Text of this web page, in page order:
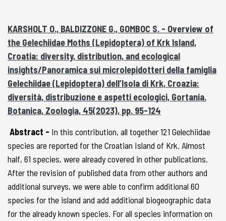
KARSHOLT O., BALDIZZONE G., GOMBOC S. - Overview of
the Gelechiidae Moths (Lepidoptera) of Krk Island,
Croatia: diversity, distribution, and ecological
insights/Panoramica sui microlepidotteri della famiglia
Gelechiidae (Lepidoptera) dell’Isola di Krk, Croazia:
diversità, distribuzione e aspetti ecologici, Gortania.
Botanica, Zoologia, 45(2023), pp. 95-124
Abstract - In this contribution, all together 121 Gelechiidae
species are reported for the Croatian Island of Krk. Almost
half, 61 species, were already covered in other publications.
After the revision of published data from other authors and
additional surveys, we were able to confirm additional 60
species for the island and add additional biogeographic data
for the already known species. For all species information on